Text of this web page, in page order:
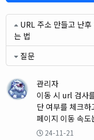
URL 주소 만들고 난
는 법
질문
관리자
이동 시 url 검사
단 여부를 체크
페이지 이동 속
24-11-21